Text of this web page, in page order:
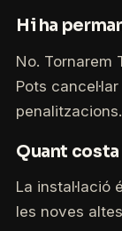
Hi ha
No. Tornarem
Pots
penalitzacions.
Quant
La
les noves